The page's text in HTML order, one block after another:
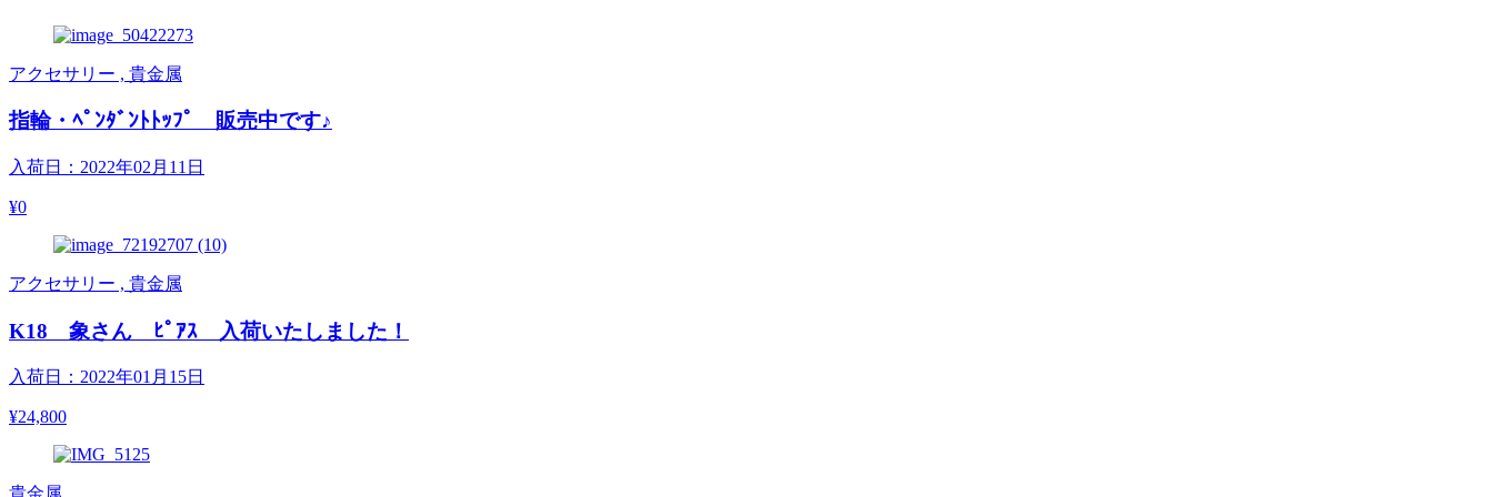
アクセサリー , 貴金属
指輪・ﾍﾟﾝﾀﾞﾝﾄﾄｯﾌﾟ 販売中です♪
入荷日：2022年02月11日
¥0
アクセサリー , 貴金属
K18 象さん ﾋﾟｱｽ 入荷いたしました！
入荷日：2022年01月15日
¥24,800